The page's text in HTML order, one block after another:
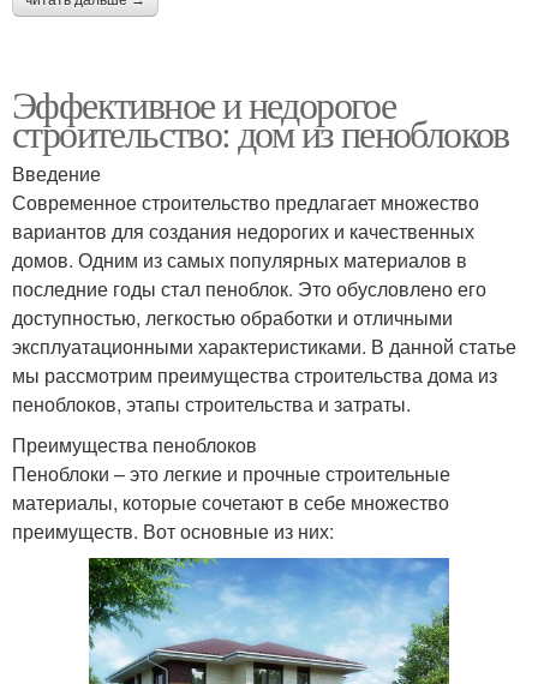
Эффективное и недорогое
строительство: дом из пеноблоков
Введение
Современное строительство предлагает множество
вариантов для создания недорогих и качественных
домов. Одним из самых популярных материалов в
последние годы стал пеноблок. Это обусловлено его
доступностью, легкостью обработки и отличными
эксплуатационными характеристиками. В данной статье
мы рассмотрим преимущества строительства дома из
пеноблоков, этапы строительства и затраты.
Преимущества пеноблоков
Пеноблоки – это легкие и прочные строительные
материалы, которые сочетают в себе множество
преимуществ. Вот основные из них: